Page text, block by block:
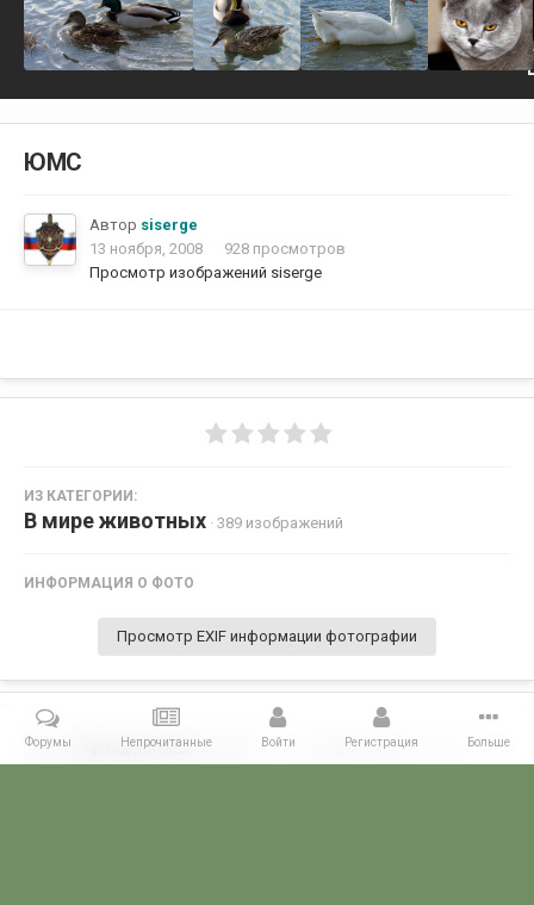
ЮМС
Автор siserge
13 ноября, 2008
928 просмотров
Просмотр изображений siserge
ИЗ КАТЕГОРИИ:
В мире животных · 389 изображений
ИНФОРМАЦИЯ О ФОТО
Просмотр EXIF информации фотографии
Поделиться Подписчики 0
Форумы Непрочитанные Войти Регистрация Больше